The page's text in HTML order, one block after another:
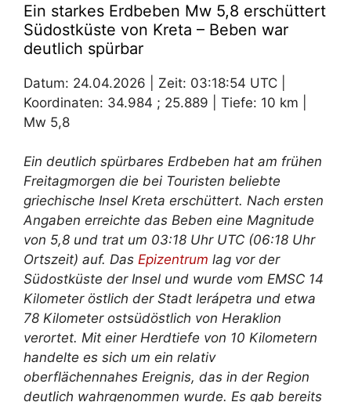
Ein starkes Erdbeben Mw 5,8 erschüttert
Südostküste von Kreta – Beben war
deutlich spürbar
Datum: 24.04.2026 | Zeit: 03:18:54 UTC |
Koordinaten: 34.984 ; 25.889 | Tiefe: 10 km |
Mw 5,8
Ein deutlich spürbares Erdbeben hat am frühen
Freitagmorgen die bei Touristen beliebte
griechische Insel Kreta erschüttert. Nach ersten
Angaben erreichte das Beben eine Magnitude
von 5,8 und trat um 03:18 Uhr UTC (06:18 Uhr
Ortszeit) auf. Das Epizentrum lag vor der
Südostküste der Insel und wurde vom EMSC 14
Kilometer östlich der Stadt Ierápetra und etwa
78 Kilometer ostsüdöstlich von Heraklion
verortet. Mit einer Herdtiefe von 10 Kilometern
handelte es sich um ein relativ
oberflächennahes Ereignis, das in der Region
deutlich wahrgenommen wurde. Es gab bereits